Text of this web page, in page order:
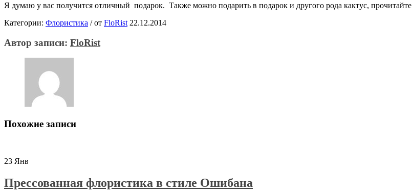
Я думаю у вас получится отличный подарок. Также можно подарить в подарок и другого рода кактус, прочитайте
Категории: Флористика /от FloRist 22.12.2014
Автор записи: FloRist
Похожие записи
23 Янв
Прессованная флористика в стиле Ошибана